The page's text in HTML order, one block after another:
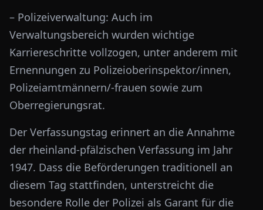
– Polizeiverwaltung: Auch im
Verwaltungsbereich wurden wichtige
Karriereschritte vollzogen, unter anderem mit
Ernennungen zu Polizeioberinspektor/innen,
Polizeiamtmännern/-frauen sowie zum
Oberregierungsrat.
Der Verfassungstag erinnert an die Annahme
der rheinland-pfälzischen Verfassung im Jahr
1947. Dass die Beförderungen traditionell an
diesem Tag stattfinden, unterstreicht die
besondere Rolle der Polizei als Garant für die